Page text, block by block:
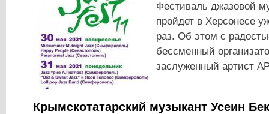
Фестиваль джазовой
пройдет в Херсонесе
раз. Об этом с
бессменный
заслуженный артист
Крымскотатарский музыкант Усеин